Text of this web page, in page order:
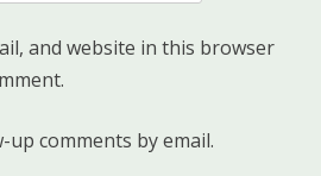
and website in this browser
comments by email.